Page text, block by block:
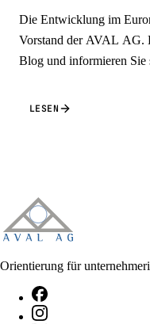
Die Entwicklung im
Vorstand der AVAL AG.
Blog und informieren Sie
LESEN
Orientierung für